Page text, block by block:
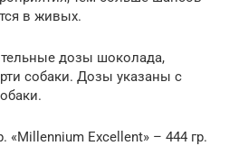
в живых.
дозы шоколада,
собаки. Дозы указаны с
«Millennium Excellent» – 444 гр.